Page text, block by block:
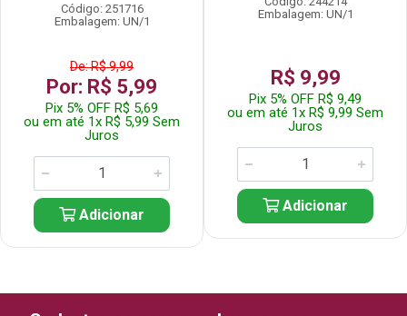
Código: 251716
Embalagem: UN/1
De: R$ 9,99
Por: R$ 5,99
Pix 5% OFF R$ 5,69
ou em até 1x R$ 5,99 Sem
Juros
Adicionar
Embalagem: UN/1
R$ 9,99
Pix 5% OFF R$ 9,49
ou em até 1x R$ 9,99 Sem
Juros
Adicionar